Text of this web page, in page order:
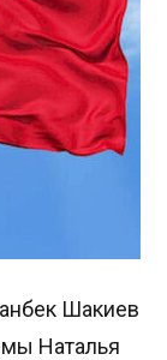
Шакиев
Наталья